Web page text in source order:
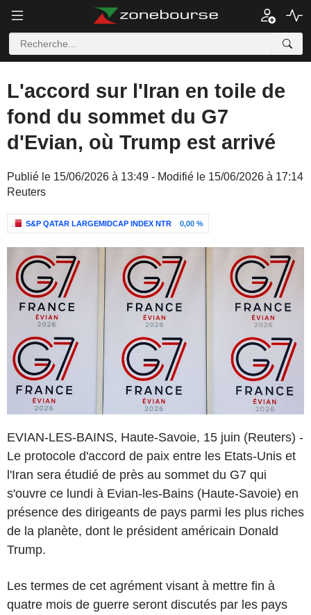
L'accord sur l'Iran en toile de
fond du sommet du G7
d'Evian, où Trump est arrivé
Publié le 15/06/2026 à 13:49 - Modifié le 15/06/2026 à 17:14
Reuters
S&P QATAR LARGEMIDCAP INDEX NTR 0,00 %
EVIAN-LES-BAINS, Haute-Savoie, 15 juin (Reuters) -
Le protocole d'accord de paix entre les Etats-Unis et
l'Iran sera étudié de près au sommet du G7 qui
s'ouvre ce lundi à Evian-les-Bains (Haute-Savoie) en
présence des dirigeants de pays parmi les plus riches
de la planète, dont le président américain Donald
Trump.
Les termes de cet agrément visant à mettre fin à
quatre mois de guerre seront discutés par les pays